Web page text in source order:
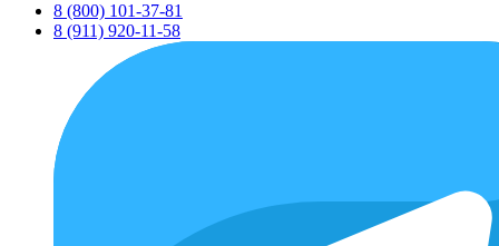
8 (800) 101-37-81
8 (911) 920-11-58